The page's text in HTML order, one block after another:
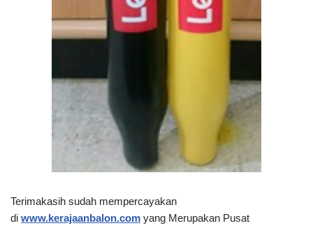
Terimakasih sudah mempercayakan
di www.kerajaanbalon.com yang Merupakan Pusat